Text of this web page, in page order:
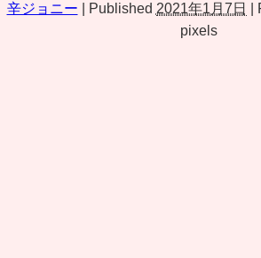
辛ジョニー
Published 2021年1月7日
pixels